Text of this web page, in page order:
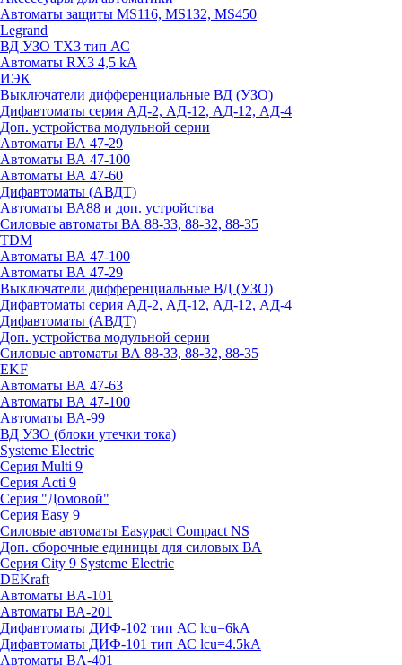
Автоматы защиты MS116, MS132, MS450
Legrand
ВД УЗО TX3 тип АС
Автоматы RX3 4,5 kA
ИЭК
Выключатели дифференциальные ВД (УЗО)
Дифавтоматы серия АД-2, АД-12, АД-12, АД-4
Доп. устройства модульной серии
Автоматы ВА 47-29
Автоматы ВА 47-100
Автоматы ВА 47-60
Дифавтоматы (АВДТ)
Автоматы ВА88 и доп. устройства
Силовые автоматы ВА 88-33, 88-32, 88-35
TDM
Автоматы ВА 47-100
Автоматы ВА 47-29
Выключатели дифференциальные ВД (УЗО)
Дифавтоматы серия АД-2, АД-12, АД-12, АД-4
Дифавтоматы (АВДТ)
Доп. устройства модульной серии
Силовые автоматы ВА 88-33, 88-32, 88-35
EKF
Автоматы ВА 47-63
Автоматы ВА 47-100
Автоматы ВА-99
ВД УЗО (блоки утечки тока)
Systeme Electric
Серия Multi 9
Серия Acti 9
Серия "Домовой"
Серия Easy 9
Силовые автоматы Easypact Compact NS
Доп. сборочные единицы для силовых ВА
Серия City 9 Systeme Electric
DEKraft
Автоматы BA-101
Автоматы ВА-201
Дифавтоматы ДИФ-102 тип АС lcu=6kA
Дифавтоматы ДИФ-101 тип АС lcu=4.5kA
Автоматы BA-401